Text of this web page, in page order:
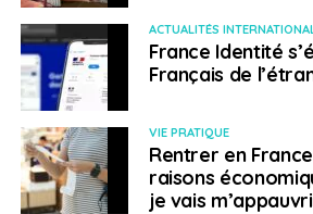
Laetitia Dive
ACTUALITÉS
France Identité
Français de
VIE PRATIQUE
Rentrer en
raisons
je vais